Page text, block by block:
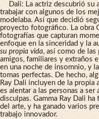
Dali: La actriz descubrió su
trabajar con algunos de los
modelaba. Así que decidió
proyecto fotográfico. La obra
fotografías que capturan
enfoque en la sinceridad y la
su propia vida, así como de las
amigos, familiares y extraños
en una noche de insomnio, y
tomas perfectas. De hecho,
Ray Dali incluyen de la propia
es alentar a las personas a
disculpas. Gamma Ray Dali
del arte, y ha ganado varios
trabajo innovador.